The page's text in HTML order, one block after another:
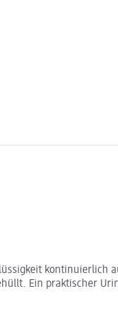
kontinuierlich
Ein praktischer